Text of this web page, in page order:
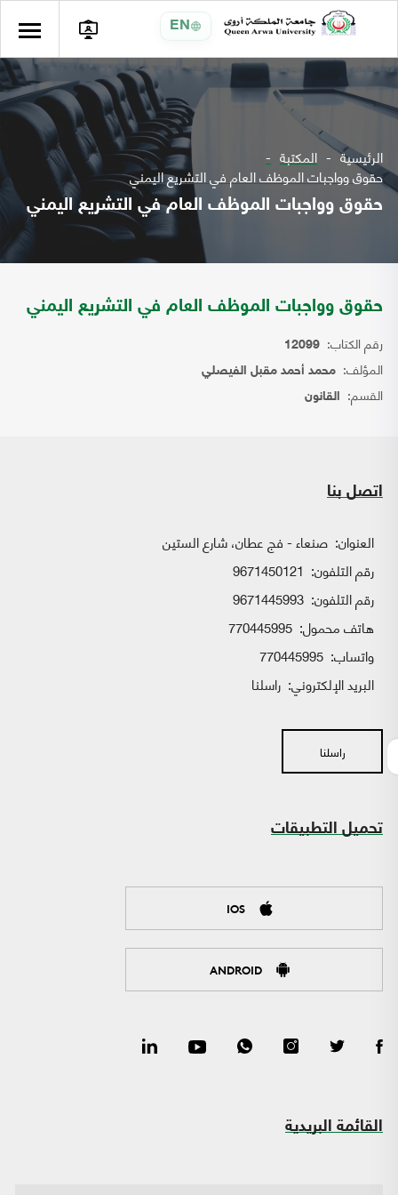
EN
الرئيسية المكتبة
حقوق وواجبات الموظف العام في التشريع اليمني
حقوق وواجبات الموظف العام في التشريع اليمني
حقوق وواجبات الموظف العام في التشريع اليمني
رقم الكتاب: 12099
المؤلف: محمد أحمد مقبل الفيصلي
القسم: القانون
اتصل بنا
العنوان: صنعاء - فج عطان، شارع الستين
رقم التلفون: 9671450121
رقم التلفون: 9671445993
هاتف محمول: 770445995
واتساب:
البريد الإلكتروني: راسلنا
راسلنا
تحميل التطبيقات
IOS
ANDROID
القائمة البريدية